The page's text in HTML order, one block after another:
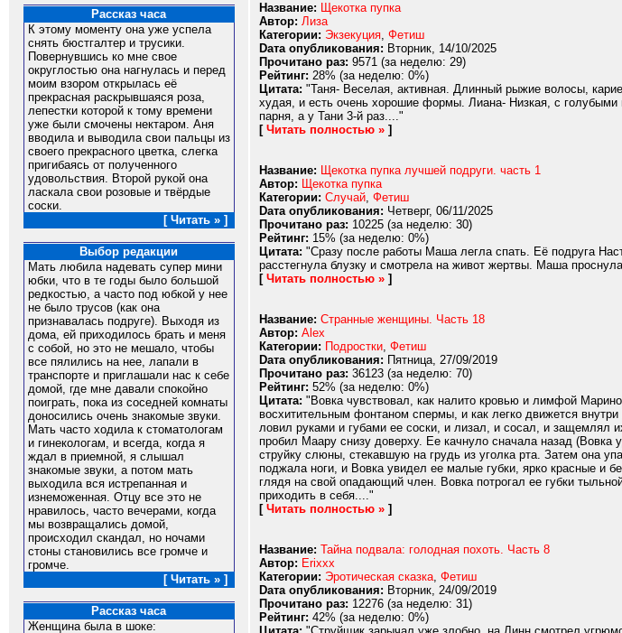
Рассказ часа
К этому моменту она уже успела
снять бюстгалтер и трусики.
Повернувшись ко мне свое
округлостью она нагнулась и перед
моим взором открылась её
прекрасная раскрывшаяся роза,
лепестки которой к тому времени
уже были смочены нектаром. Аня
вводила и выводила свои пальцы из
своего прекрасного цветка, слегка
пригибаясь от полученного
удовольствия. Второй рукой она
ласкала свои розовые и твёрдые
соски.
[ Читать » ]
Выбор редакции
Мать любила надевать супер мини
юбки, что в те годы было большой
редкостью, а часто под юбкой у нее
не было трусов (как она
признавалась подруге). Выходя из
дома, ей приходилось брать и меня
с собой, но это не мешало, чтобы
все пялились на нее, лапали в
транспорте и приглашали нас к себе
домой, где мне давали спокойно
поиграть, пока из соседней комнаты
доносились очень знакомые звуки.
Мать часто ходила к стоматологам
и гинекологам, и всегда, когда я
ждал в приемной, я слышал
знакомые звуки, а потом мать
выходила вся истрепанная и
изнеможенная. Отцу все это не
нравилось, часто вечерами, когда
мы возвращались домой,
происходил скандал, но ночами
стоны становились все громче и
громче.
[ Читать » ]
Рассказ часа
Женщина была в шоке:
Название: Щекотка пупка
Автор: Лиза
Категории: Экзекуция, Фетиш
Dата опубликования: Вторник, 14/10/2025
Прочитано раз: 9571 (за неделю: 29)
Рейтинг: 28% (за неделю: 0%)
Цитата: "Таня- Веселая, активная. Длинный рыжие волосы,
худая, и есть очень хорошие формы. Лиана- Низкая, с
парня, а у Тани 3-й раз...."
[ Читать полностью » ]
Название: Щекотка пупка лучшей подруги. часть 1
Автор: Щекотка пупка
Категории: Случай, Фетиш
Dата опубликования: Четверг, 06/11/2025
Прочитано раз: 10225 (за неделю: 30)
Рейтинг: 15% (за неделю: 0%)
Цитата: "Сразу после работы Маша легла спать. Её подруга
расстегнула блузку и смотрела на живот жертвы. Маша
[ Читать полностью » ]
Название: Странные женщины. Часть 18
Автор: Alex
Категории: Подростки, Фетиш
Dата опубликования: Пятница, 27/09/2019
Прочитано раз: 36123 (за неделю: 70)
Рейтинг: 52% (за неделю: 0%)
Цитата: "Вовка чувствовал, как налито кровью и лимфой
восхитительным фонтаном спермы, и как легко движется
ловил руками и губами ее соски, и лизал, и сосал, и защемлял
пробил Маару снизу доверху. Ее качнуло сначала назад
струйку слюны, стекавшую на грудь из уголка рта. Затем она
поджала ноги, и Вовка увидел ее малые губки, ярко красные и
глядя на свой опадающий член. Вовка потрогал ее губки
приходить в себя...."
[ Читать полностью » ]
Название: Тайна подвала: голодная похоть. Часть 8
Автор: Erixxx
Категории: Эротическая сказка, Фетиш
Dата опубликования: Вторник, 24/09/2019
Прочитано раз: 12276 (за неделю: 31)
Рейтинг: 42% (за неделю: 0%)